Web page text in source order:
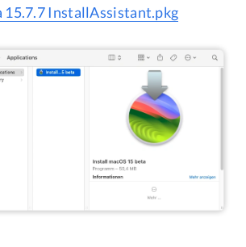
15.7.7 InstallAssistant.pkg